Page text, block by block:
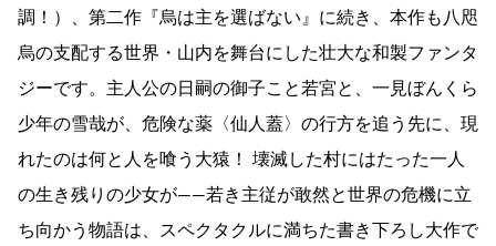
調！）、第二作『烏は主を選ばない』に続き、本作も八咫
烏の支配する世界・山内を舞台にした壮大な和製ファンタ
ジーです。主人公の日嗣の御子こと若宮と、一見ぼんくら
少年の雪哉が、危険な薬〈仙人蓋〉の行方を追う先に、現
れたのは何と人を喰う大猿！ 壊滅した村にはたった一人
の生き残りの少女が――若き主従が敢然と世界の危機に立
ち向かう物語は、スペクタクルに満ちた書き下ろし大作で